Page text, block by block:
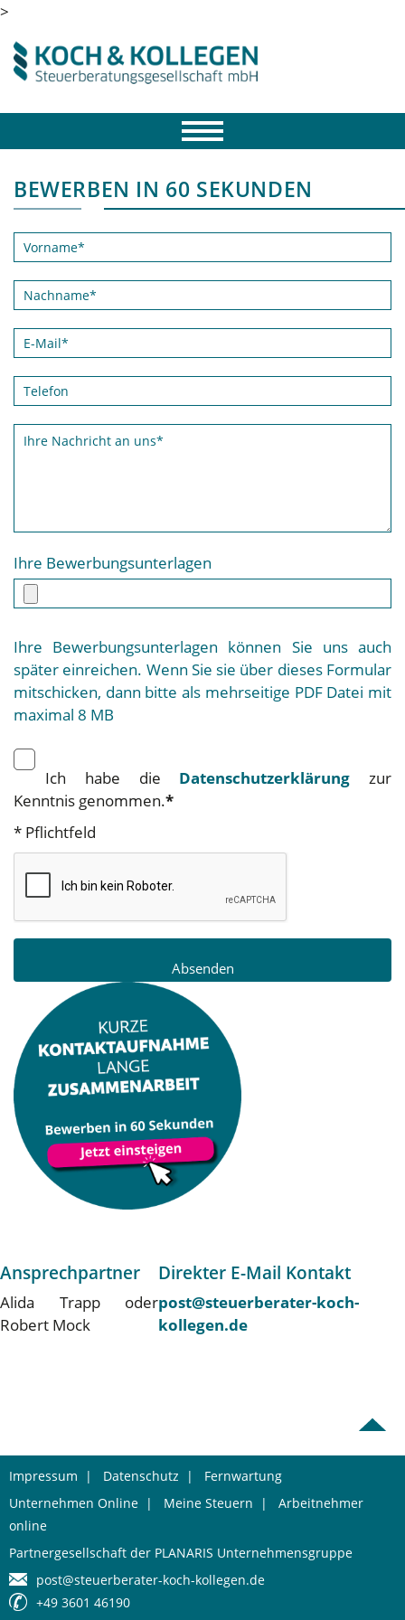
>
BEWERBEN IN 60 SEKUNDEN
Ihre Bewerbungsunterlagen
Ihre Bewerbungsunterlagen können Sie uns auch
später einreichen. Wenn Sie sie über dieses Formular
mitschicken, dann bitte als mehrseitige PDF Datei mit
maximal 8 MB
Ich habe die Datenschutzerklärung zur
Kenntnis genommen.*
* Pflichtfeld
Ansprechpartner
Alida Trapp oder
Robert Mock
Direkter E-Mail Kontakt
post@steuerberater-koch-
kollegen.de
Impressum | Datenschutz | Fernwartung
Unternehmen Online | Meine Steuern | Arbeitnehmer
online
Partnergesellschaft der PLANARIS Unternehmensgruppe
post@steuerberater-koch-kollegen.de
+49 3601 46190